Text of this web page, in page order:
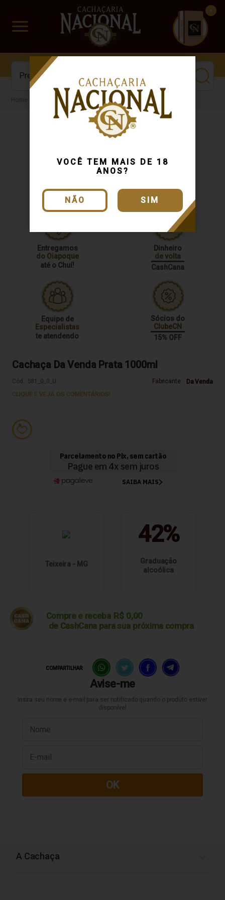
VOCÊ TEM MAIS DE 18
ANOS?
NÃO SIM
www.cachacarianacional.com.br
CUIDADO FRÁGIL
Cachaça
Entregamos
do Oiapoque
até o Chuí!
Dinheiro
de volta
CashCana
Equipe de
Especialistas
te atendendo
Sócios do
ClubeCN
15% OFF
Cachaça Da Venda Prata 1000ml
Cód.: 581_0_0_U Fabricante:
Da Venda
CLIQUE E VEJA OS COMENTÁRIOS!
Teixeira - MG
42%
Graduação
alcoólica
Compre e receba R$ 0,00
de CashCana para sua próxima compra
COMPARTILHAR
Avise-me
Insira seu nome e e-mail para ser notificado quando o produto estiver
disponível
OK
A Cachaça